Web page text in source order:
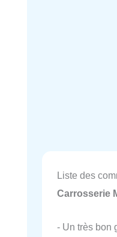
Liste des
Carrosserie
- Un très bon